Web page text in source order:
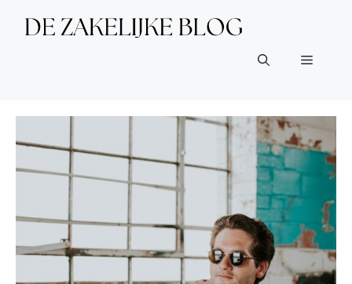
Menu